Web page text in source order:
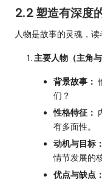
2.2 塑造有深度
人物是故事的灵魂，
主要人物（主角
背景故事：
们？
性格特征：
有多面性。
动机与目标：
情节发展的
优点与缺点：